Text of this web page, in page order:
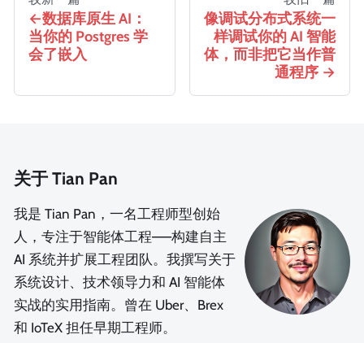
数据库原生 AI：
当你的 Postgres 学
会了嵌入
像调试分布式系统一
样调试你的 AI 智能
体，而非把它当作普
通程序
关于 Tian Pan
我是 Tian Pan，一名工程师型创始
人，专注于智能体工程——构建自主
AI 系统并扩展工程团队。我撰写关于
系统设计、技术领导力和 AI 智能体
实战的实用指南。曾在 Uber、Brex
和 IoTeX 担任早期工程师。